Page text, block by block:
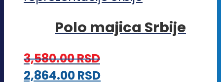
izabrane
na
stranici
varijanti.
mogu
Polo majica Srbije
3,580.00RSD
2,864.00RSDOvaj